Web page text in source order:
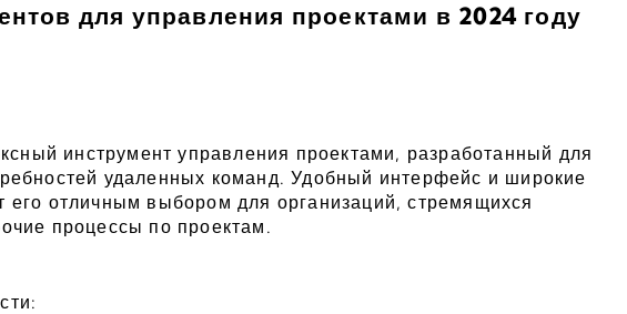
для управления проектами в 2024 году
инструмент управления проектами, разработанный для
удаленных команд. Удобный интерфейс и широкие
его отличным выбором для организаций, стремящихся
процессы по проектам.